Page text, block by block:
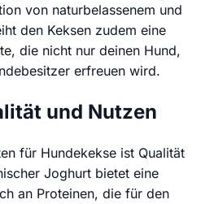
von naturbelassenem und
den Keksen zudem eine
die nicht nur deinen Hund,
erfreuen wird.
und Nutzen
für Hundekekse ist Qualität
Joghurt bietet eine
an Proteinen, die für den